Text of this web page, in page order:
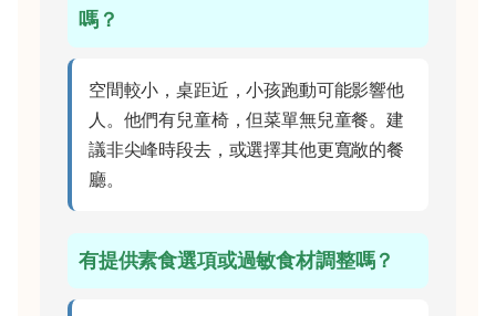
嗎？
空間較小，桌距近，小孩跑動可能影響他
人。他們有兒童椅，但菜單無兒童餐。建
議非尖峰時段去，或選擇其他更寬敞的餐
廳。
有提供素食選項或過敏食材調整嗎？